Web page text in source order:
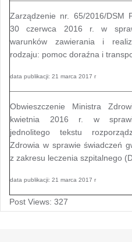
Zarządzenie nr. 65/2016/DSM
30 czerwca 2016 r. w
warunków zawierania i
rodzaju: pomoc doraźna i
data publikacji: 21 marca 2017 r
Obwieszczenie Ministra
kwietnia 2016 r. w
jednolitego tekstu
Zdrowia w sprawie świadczeń
z zakresu leczenia szpitalnego
data publikacji: 21 marca 2017 r
Post Views: 327